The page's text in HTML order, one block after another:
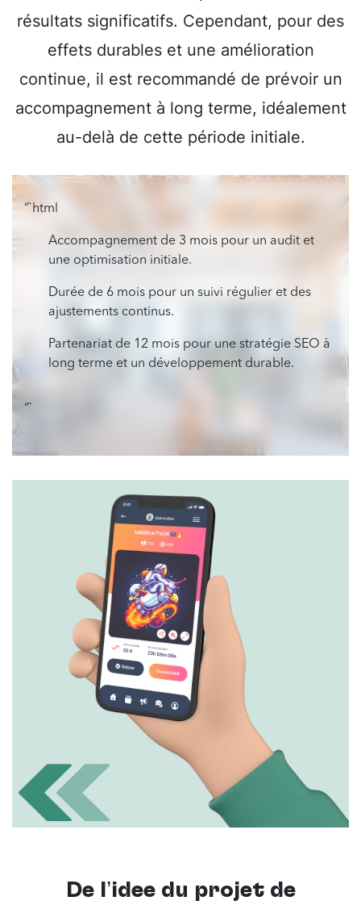
résultats significatifs. Cependant, pour des
effets durables et une amélioration
continue, il est recommandé de prévoir un
accompagnement à long terme, idéalement
au-delà de cette période initiale.
“`html
Accompagnement de 3 mois pour un audit et
une optimisation initiale.
Durée de 6 mois pour un suivi régulier et des
ajustements continus.
Partenariat de 12 mois pour une stratégie SEO à
long terme et un développement durable.
“`
De l’idée du projet de